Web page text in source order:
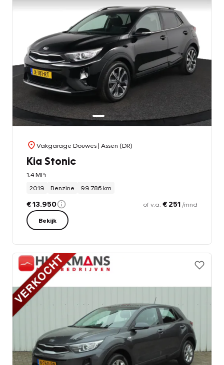
Vakgarage Douwes| Assen (DR)
Kia Stonic
1.4 MPi
2019
Benzine 99.786 km
€ 13.950 of v.a. € 251 /mnd
Bekijk